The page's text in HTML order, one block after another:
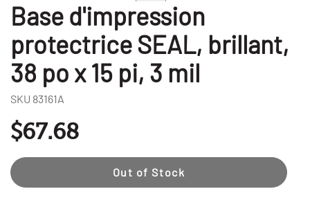
Base d'impression
protectrice SEAL, brillant,
38 po x 15 pi, 3 mil
SKU 83161A
$67.68
Out of Stock